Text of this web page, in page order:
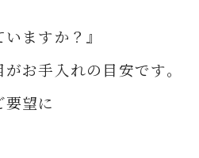
ますか？』
お手入れの目安です。
望に